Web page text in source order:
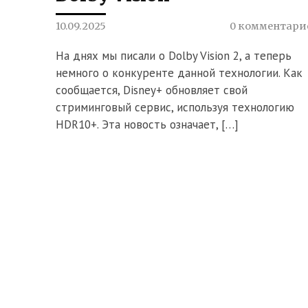
10.09.2025 0
На днях мы писали о Dolby Vision 2, а теперь
немного о конкуренте данной технологии. Как
сообщается, Disney+ обновляет свой
стриминговый сервис, используя технологию
HDR10+. Эта новость означает, […]